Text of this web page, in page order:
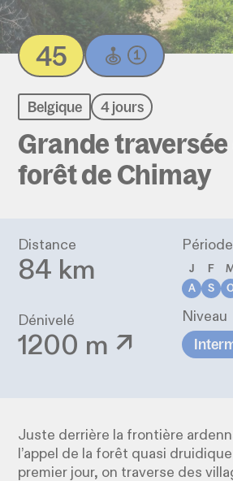
45
Belgique 4 jours
Grande
forêt de Chimay
Distance
84 km
Dénivelé
1200 m ↗
Période
J
F
A
S
Niveau
Juste derrière la frontière
l’appel de la forêt quasi
premier jour, on traverse des